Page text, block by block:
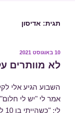
תגית: אדיסון
פורסם
10 באוגוסט 2021
לא מוותרים
השבוע הגיע אלי
אמר לי "יש לי